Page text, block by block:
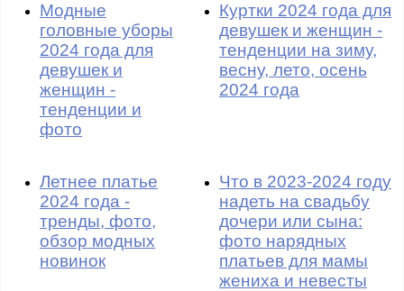
Модные
головные уборы
2024 года для
девушек и
женщин -
тенденции и
фото
Куртки 2024 года для
девушек и женщин -
тенденции на зиму,
весну, лето, осень
2024 года
Летнее платье
2024 года -
тренды, фото,
обзор модных
новинок
Что в 2023-2024 году
надеть на свадьбу
дочери или сына:
фото нарядных
платьев для мамы
жениха и невесты